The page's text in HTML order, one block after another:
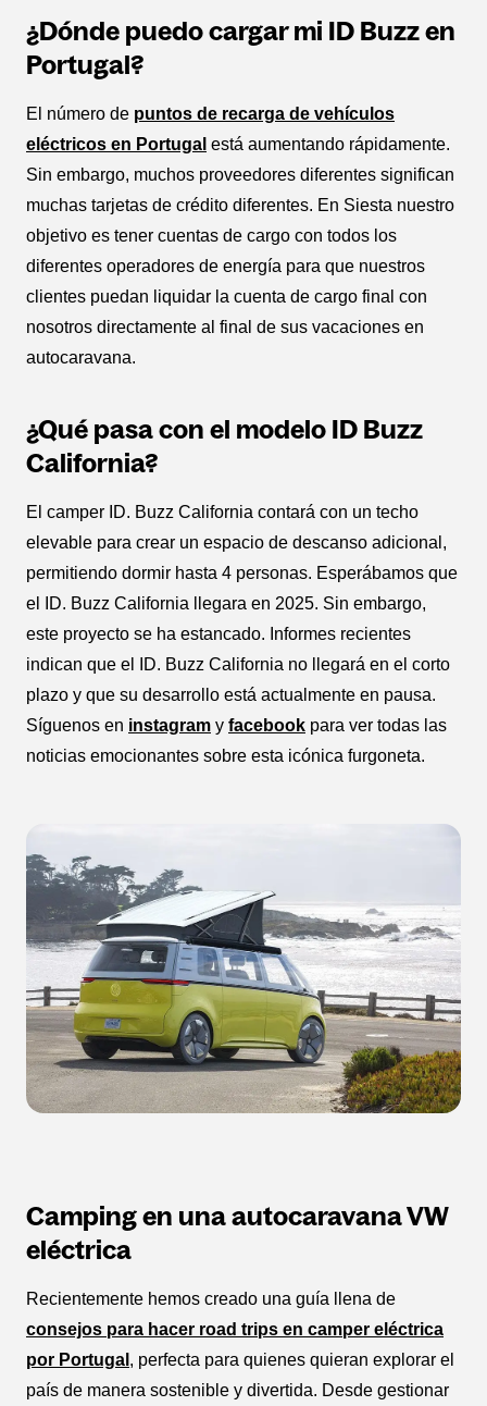
¿Dónde puedo cargar mi ID Buzz en
Portugal?
El número de puntos de recarga de vehículos
eléctricos en Portugal está aumentando rápidamente.
Sin embargo, muchos proveedores diferentes significan
muchas tarjetas de crédito diferentes. En Siesta nuestro
objetivo es tener cuentas de cargo con todos los
diferentes operadores de energía para que nuestros
clientes puedan liquidar la cuenta de cargo final con
nosotros directamente al final de sus vacaciones en
autocaravana.
¿Qué pasa con el modelo ID Buzz
California?
El camper ID. Buzz California contará con un techo
elevable para crear un espacio de descanso adicional,
permitiendo dormir hasta 4 personas. Esperábamos que
el ID. Buzz California llegara en 2025. Sin embargo,
este proyecto se ha estancado. Informes recientes
indican que el ID. Buzz California no llegará en el corto
plazo y que su desarrollo está actualmente en pausa.
Síguenos en instagram y facebook para ver todas las
noticias emocionantes sobre esta icónica furgoneta.
Camping en una autocaravana VW
eléctrica
Recientemente hemos creado una guía llena de
consejos para hacer road trips en camper eléctrica
por Portugal , perfecta para quienes quieran explorar el
país de manera sostenible y divertida. Desde gestionar